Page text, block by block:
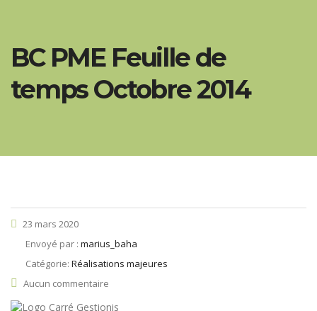
BC PME Feuille de
temps Octobre 2014
23 mars 2020
Envoyé par : marius_baha
Catégorie: Réalisations majeures
Aucun commentaire